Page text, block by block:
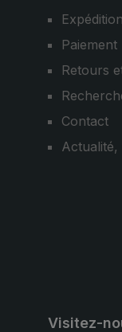
Expédition
Paiement
Retours
Contact
Visitez-